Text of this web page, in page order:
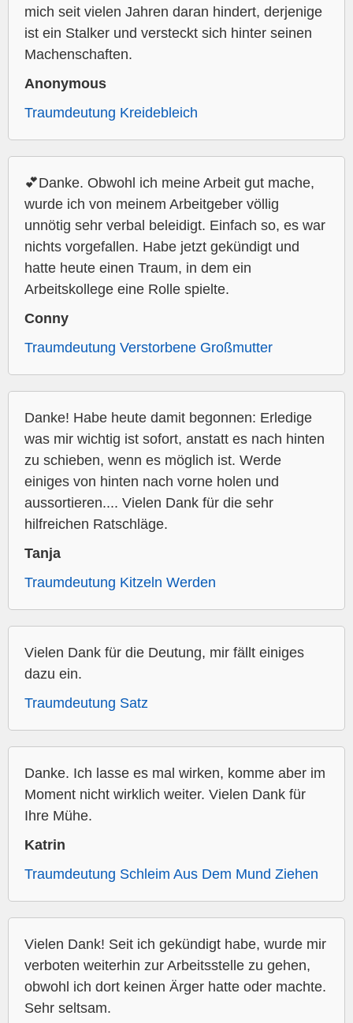
mich seit vielen Jahren daran hindert, derjenige
ist ein Stalker und versteckt sich hinter seinen
Machenschaften.
Anonymous
Traumdeutung Kreidebleich
💕Danke. Obwohl ich meine Arbeit gut mache,
wurde ich von meinem Arbeitgeber völlig
unnötig sehr verbal beleidigt. Einfach so, es war
nichts vorgefallen. Habe jetzt gekündigt und
hatte heute einen Traum, in dem ein
Arbeitskollege eine Rolle spielte.
Conny
Traumdeutung Verstorbene Großmutter
Danke! Habe heute damit begonnen: Erledige
was mir wichtig ist sofort, anstatt es nach hinten
zu schieben, wenn es möglich ist. Werde
einiges von hinten nach vorne holen und
aussortieren.... Vielen Dank für die sehr
hilfreichen Ratschläge.
Tanja
Traumdeutung Kitzeln Werden
Vielen Dank für die Deutung, mir fällt einiges
dazu ein.
Traumdeutung Satz
Danke. Ich lasse es mal wirken, komme aber im
Moment nicht wirklich weiter. Vielen Dank für
Ihre Mühe.
Katrin
Traumdeutung Schleim Aus Dem Mund Ziehen
Vielen Dank! Seit ich gekündigt habe, wurde mir
verboten weiterhin zur Arbeitsstelle zu gehen,
obwohl ich dort keinen Ärger hatte oder machte.
Sehr seltsam.